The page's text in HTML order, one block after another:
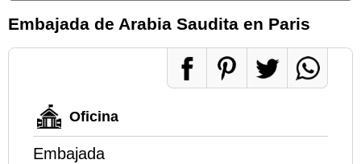
Embajada de Arabia Saudita en Paris
Oficina
Embajada